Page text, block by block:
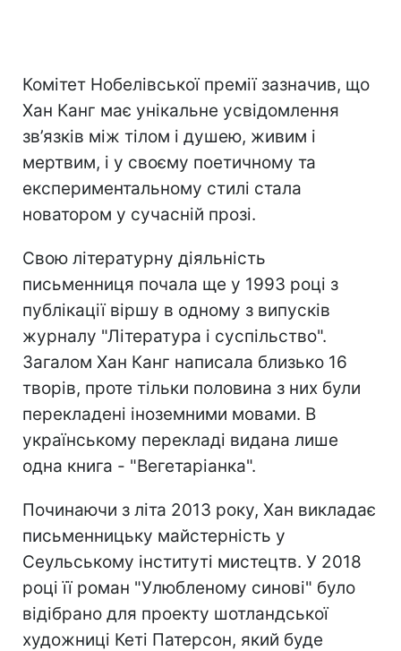
Комітет Нобелівської премії зазначив, що
Хан Канг має унікальне усвідомлення
зв’язків між тілом і душею, живим і
мертвим, і у своєму поетичному та
експериментальному стилі стала
новатором у сучасній прозі.
Свою літературну діяльність
письменниця почала ще у 1993 році з
публікації віршу в одному з випусків
журналу "Література і суспільство".
Загалом Хан Канг написала близько 16
творів, проте тільки половина з них були
перекладені іноземними мовами. В
українському перекладі видана лише
одна книга - "Вегетаріанка".
Починаючи з літа 2013 року, Хан викладає
письменницьку майстерність у
Сеульському інституті мистецтв. У 2018
році її роман "Улюбленому синові" було
відібрано для проекту шотландської
художниці Кеті Патерсон, який буде